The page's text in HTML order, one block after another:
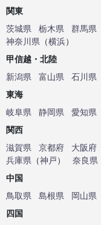
関東
茨城県
栃木県 群馬県
神奈川県 （横浜）
甲信越・北陸
新潟県
富山県 石川県
東海
岐阜県
静岡県 愛知県
関西
滋賀県
京都府 大阪府
兵庫県 （神戸） 奈良県
中国
鳥取県
島根県 岡山県
四国